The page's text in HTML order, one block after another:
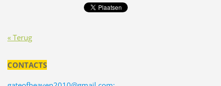
« Terug
CONTACTS